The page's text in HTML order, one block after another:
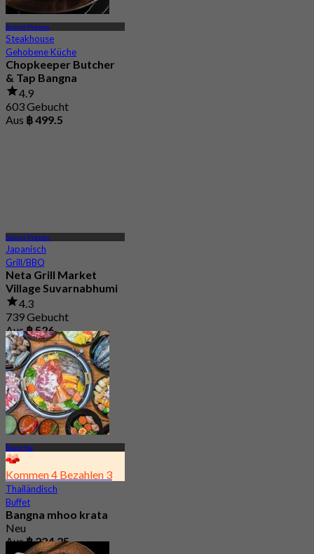
Samut Prakan
Steakhouse
Gehobene Küche
Chopkeeper Butcher
& Tap Bangna
4.9
603 Gebucht
Aus ฿ 499.5
Samut Prakan
Japanisch
Grill/BBQ
Neta Grill Market
Village Suvarnabhumi
4.3
739 Gebucht
Aus฿ 526
Bang Na
Kommen 4 Bezahlen 3
Thailändisch
Buffet
Bangna mhoo krata
Neu
Aus฿ 224.25